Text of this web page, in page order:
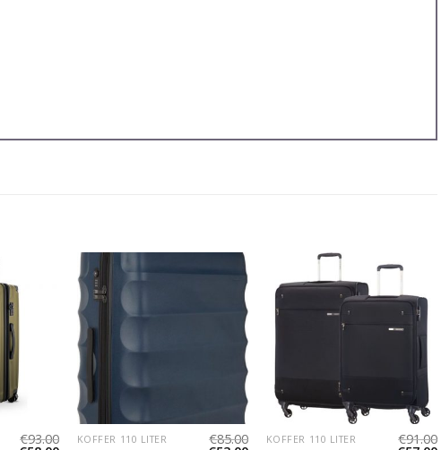
€93.00 KOFFER 110 LITER €85.00 KOFFER 110 LITER €91.00